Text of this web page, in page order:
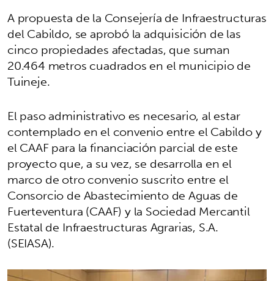
A propuesta de la Consejería de Infraestructuras
del Cabildo, se aprobó la adquisición de las
cinco propiedades afectadas, que suman
20.464 metros cuadrados en el municipio de
Tuineje.
El paso administrativo es necesario, al estar
contemplado en el convenio entre el Cabildo y
el CAAF para la financiación parcial de este
proyecto que, a su vez, se desarrolla en el
marco de otro convenio suscrito entre el
Consorcio de Abastecimiento de Aguas de
Fuerteventura (CAAF) y la Sociedad Mercantil
Estatal de Infraestructuras Agrarias, S.A.
(SEIASA).